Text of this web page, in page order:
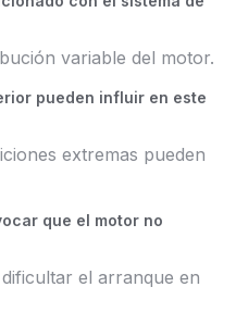
variable del motor.
pueden influir en este
extremas pueden
que el motor no
el arranque en